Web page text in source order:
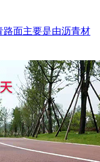
路面主要是由沥青材